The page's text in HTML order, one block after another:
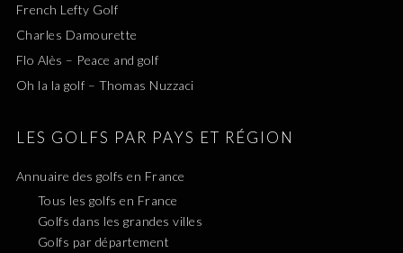
French Lefty Golf
Charles Damourette
Flo Alès – Peace and golf
Oh la la golf – Thomas Nuzzaci
LES GOLFS PAR PAYS ET RÉGION
Annuaire des golfs en France
Tous les golfs en France
Golfs dans les grandes villes
Golfs par département